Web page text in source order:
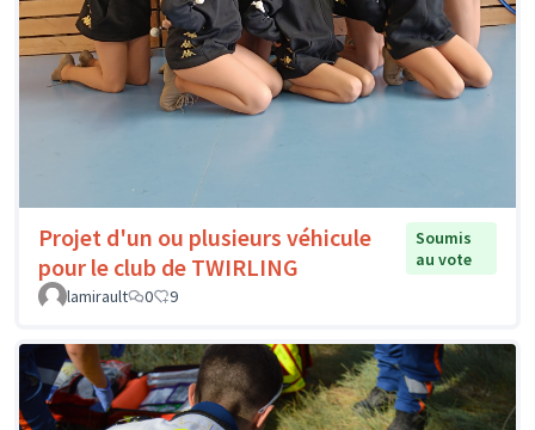
Projet d'un ou plusieurs véhicule
pour le club de TWIRLING
Soumis
au vote
lamirault
0 9